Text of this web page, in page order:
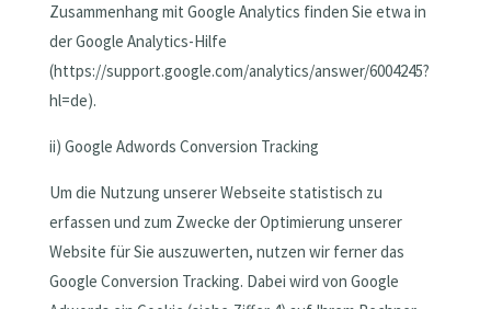
Zusammenhang mit Google Analytics finden Sie etwa in
der Google Analytics-Hilfe
(https://support.google.com/analytics/answer/6004245?
hl=de).
ii) Google Adwords Conversion Tracking
Um die Nutzung unserer Webseite statistisch zu
erfassen und zum Zwecke der Optimierung unserer
Website für Sie auszuwerten, nutzen wir ferner das
Google Conversion Tracking. Dabei wird von Google